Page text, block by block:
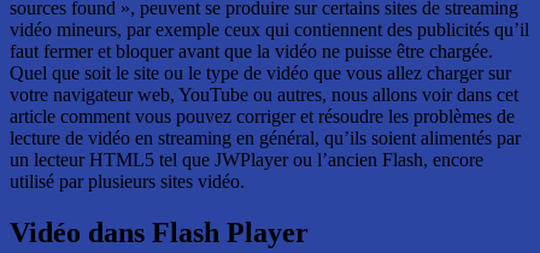
sources found », peuvent se produire sur certains sites de streaming
vidéo mineurs, par exemple ceux qui contiennent des publicités qu’il
faut fermer et bloquer avant que la vidéo ne puisse être chargée.
Quel que soit le site ou le type de vidéo que vous allez charger sur
votre navigateur web, YouTube ou autres, nous allons voir dans cet
article comment vous pouvez corriger et résoudre les problèmes de
lecture de vidéo en streaming en général, qu’ils soient alimentés par
un lecteur HTML5 tel que JWPlayer ou l’ancien Flash, encore
utilisé par plusieurs sites vidéo.
Vidéo dans Flash Player